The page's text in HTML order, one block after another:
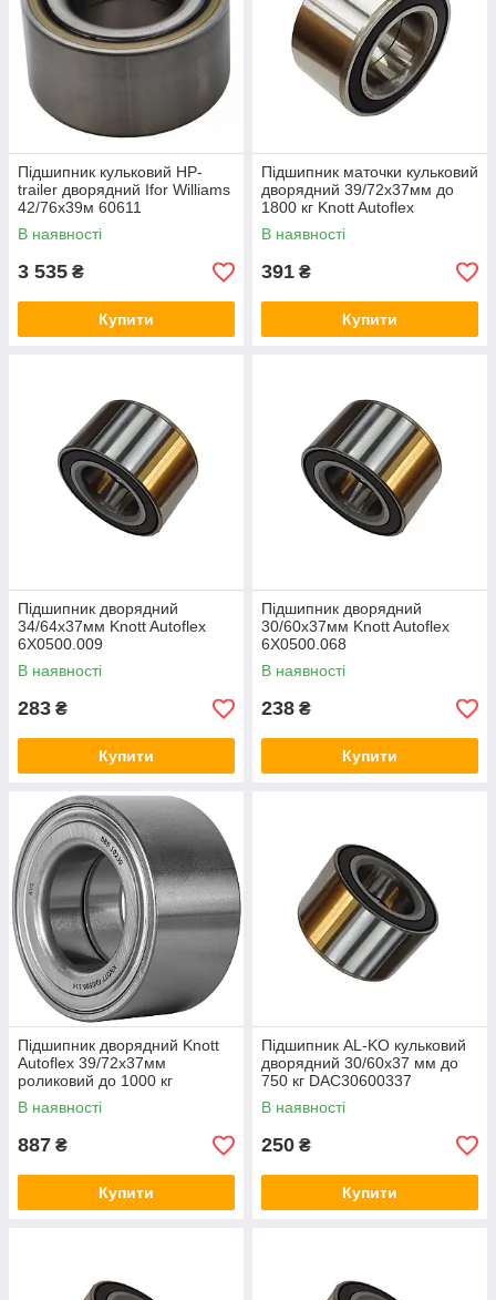
Підшипник кульковий HP-
trailer дворядний Ifor Williams
42/76х39м 60611
В наявності
3 535 ₴
Купити
Підшипник маточки кульковий
дворядний 39/72x37мм до
1800 кг Knott Autoflex
6X0500.007
В наявності
391 ₴
Купити
Підшипник дворядний
34/64x37мм Knott Autoflex
6X0500.009
В наявності
283 ₴
Купити
Підшипник дворядний
30/60x37мм Knott Autoflex
6X0500.068
В наявності
238 ₴
Купити
Підшипник дворядний Knott
Autoflex 39/72x37мм
роликовий до 1000 кг
6X0500.114
В наявності
887 ₴
Купити
Підшипник AL-KO кульковий
дворядний 30/60x37 мм до
750 кг DAC30600337
В наявності
250 ₴
Купити